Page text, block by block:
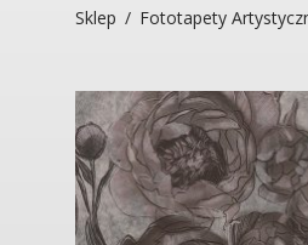
Sklep / Fototapety